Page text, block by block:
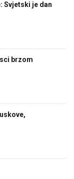
Svjetski je dan
brzom